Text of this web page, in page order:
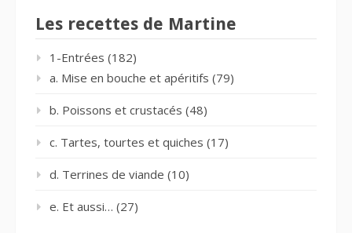
Les recettes de Martine
1-Entrées (182)
a. Mise en bouche et apéritifs (79)
b. Poissons et crustacés (48)
c. Tartes, tourtes et quiches (17)
d. Terrines de viande (10)
e. Et aussi… (27)